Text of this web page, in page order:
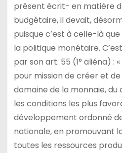
présent écrit- en matière
budgétaire, il devait,
puisque c’est à celle-là
la politique monétaire.
par son art. 55 (1° aliéna) :
pour mission de créer et
domaine de la monnaie,
les conditions les plus
développement ordonné
nationale, en promouvant
toutes les ressources